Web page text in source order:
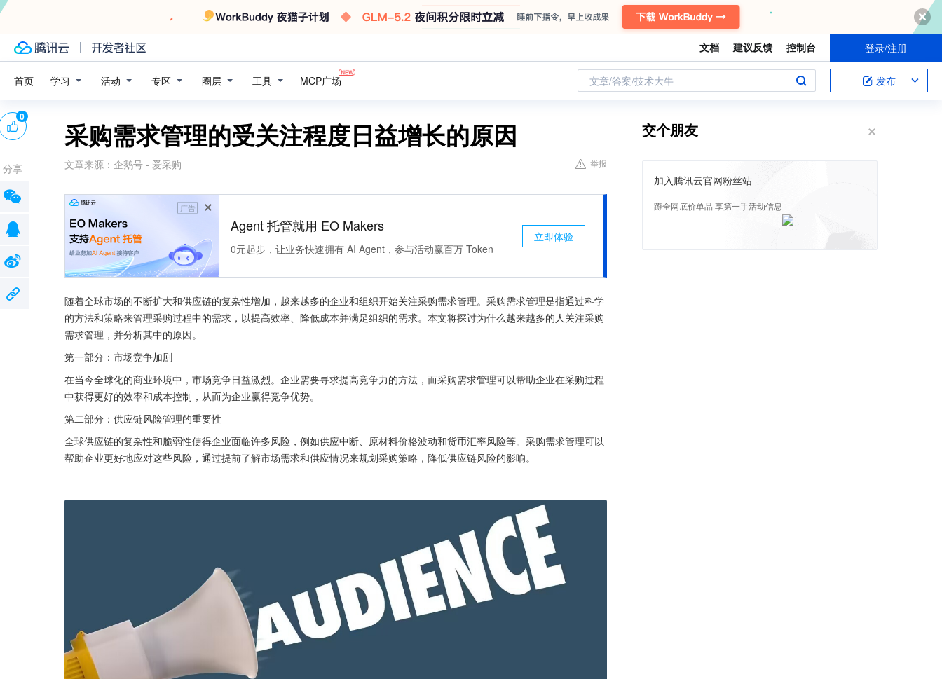
文档 建议反馈 控制台 登录/注册
首页 学习 活动 专区 圈层 工具 MCP广场 文章/答案/技术大牛 发布
采购需求管理的受关注程度日益增长的原因
文章来源： 企鹅号 - 爱采购 举报
广告
Agent 托管就用 EO Makers
0元起步，让业务快速拥有 AI Agent，参与活动赢百万 Token
立即体验
随着全球市场的不断扩大和供应链的复杂性增加，越来越多的企业和组织开始关注采购需求管理。采购需求管理是指通过科学
的方法和策略来管理采购过程中的需求，以提高效率、降低成本并满足组织的需求。本文将探讨为什么越来越多的人关注采购
需求管理，并分析其中的原因。
第一部分：市场竞争加剧
在当今全球化的商业环境中，市场竞争日益激烈。企业需要寻求提高竞争力的方法，而采购需求管理可以帮助企业在采购过程
中获得更好的效率和成本控制，从而为企业赢得竞争优势。
第二部分：供应链风险管理的重要性
全球供应链的复杂性和脆弱性使得企业面临许多风险，例如供应中断、原材料价格波动和货币汇率风险等。采购需求管理可以
帮助企业更好地应对这些风险，通过提前了解市场需求和供应情况来规划采购策略，降低供应链风险的影响。
0
分享
交个朋友
加入腾讯云官网粉丝站
蹲全网底价单品 享第一手活动信息